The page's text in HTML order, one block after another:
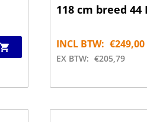
118 cm breed 44
INCL BTW: €249,00
EX BTW: €205,79